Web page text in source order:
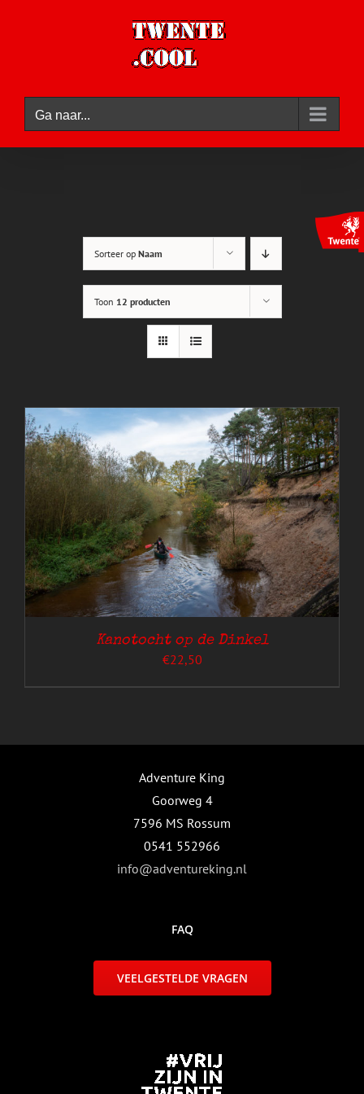
Ga naar...
Sorteer op Naam
Toon 12 producten
Kanotocht op de Dinkel
€22,50
Adventure King
Goorweg 4
7596 MS Rossum
0541 552966
info@adventureking.nl
FAQ
VEELGESTELDE VRAGEN